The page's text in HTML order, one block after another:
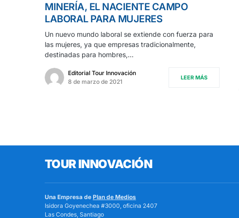
MINERÍA, EL NACIENTE CAMPO
LABORAL PARA MUJERES
Un nuevo mundo laboral se extiende con fuerza para
las mujeres, ya que empresas tradicionalmente,
destinadas para hombres,…
Editorial Tour Innovación
8 de marzo de 2021
LEER MÁS
TOUR INNOVACIÓN
Una Empresa de Plan de Medios
Isidora Goyenechea #3000, oficina 2407
Las Condes, Santiago